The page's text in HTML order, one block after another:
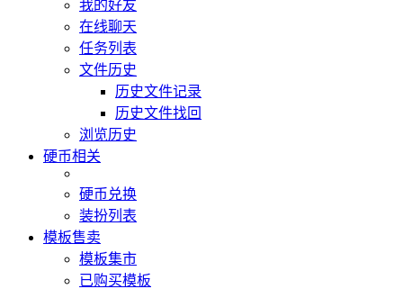
我的好友
在线聊天
任务列表
文件历史
历史文件记录
历史文件找回
浏览历史
硬币相关
硬币兑换
装扮列表
模板售卖
模板集市
已购买模板